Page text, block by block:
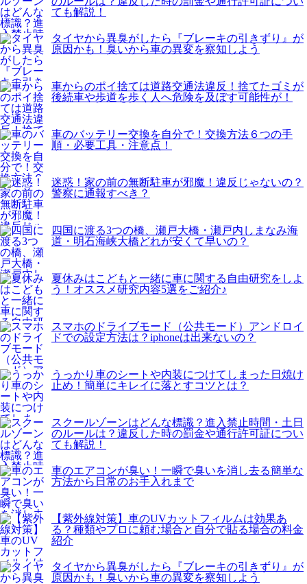
ても解説！
タイヤから異臭がしたら『ブレーキの引きずり』が
原因かも！臭いから車の異変を察知しよう
車からのポイ捨ては道路交通法違反！捨てたゴミが
後続車や歩道を歩く人へ危険を及ぼす可能性が！
車のバッテリー交換を自分で！交換方法６つの手
順・必要工具・注意点！
迷惑！家の前の無断駐車が邪魔！違反じゃないの？
警察に通報すべき？
四国に渡る3つの橋、瀬戸大橋・瀬戸内しまなみ海
道・明石海峡大橋どれが安くて早いの？
夏休みはこどもと一緒に車に関する自由研究をしよ
う！オススメ研究内容5選をご紹介♪
スマホのドライブモード（公共モード）アンドロイ
ドでの設定方法は？iphoneは出来ないの？
うっかり車のシートや内装につけてしまった日焼け
止め！簡単にキレイに落とすコツとは？
スクールゾーンはどんな標識？進入禁止時間・土日
のルールは？違反した時の罰金や通行許可証につい
ても解説！
車のエアコンが臭い！一瞬で臭いを消し去る簡単な
方法から日常のお手入れまで
【紫外線対策】車のUVカットフィルムは効果あ
る？種類やプロに頼む場合と自分で貼る場合の料金
紹介
タイヤから異臭がしたら『ブレーキの引きずり』が
原因かも！臭いから車の異変を察知しよう